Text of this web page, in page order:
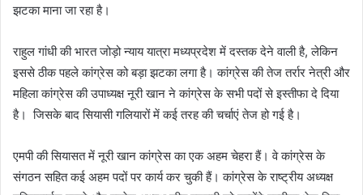
झटका माना जा रहा है।
राहुल गांधी की भारत जोड़ो न्याय यात्रा मध्यप्रदेश में दस्तक देने वाली है, लेकिन
इससे ठीक पहले कांग्रेस को बड़ा झटका लगा है। कांग्रेस की तेज तर्रार नेत्री और
महिला कांग्रेस की उपाध्यक्ष नूरी खान ने कांग्रेस के सभी पदों से इस्तीफा दे दिया
है। जिसके बाद सियासी गलियारों में कई तरह की चर्चाएं तेज हो गई है।
एमपी की सियासत में नूरी खान कांग्रेस का एक अहम चेहरा हैं। वे कांग्रेस के
संगठन सहित कई अहम पदों पर कार्य कर चुकी हैं। कांग्रेस के राष्ट्रीय अध्यक्ष